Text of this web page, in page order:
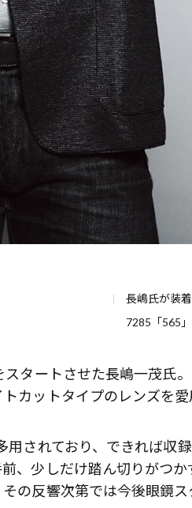
長嶋氏が装
7285「565
タートさせた長嶋一茂氏
カットタイプのレンズを愛
されており、できれば収
、少しだけ踏ん切りがつ
の反響次第では今後眼鏡